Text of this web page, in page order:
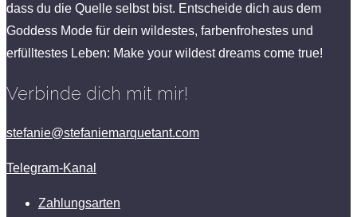
dass du die Quelle selbst bist. Entscheide dich aus dem
Goddess Mode für dein wildestes, farbenfrohestes und
erfülltestes Leben: Make your wildest dreams come true!
Verbinde dich mit mir!
stefanie@stefaniemarquetant.com
Telegram-Kanal
Zahlungsarten